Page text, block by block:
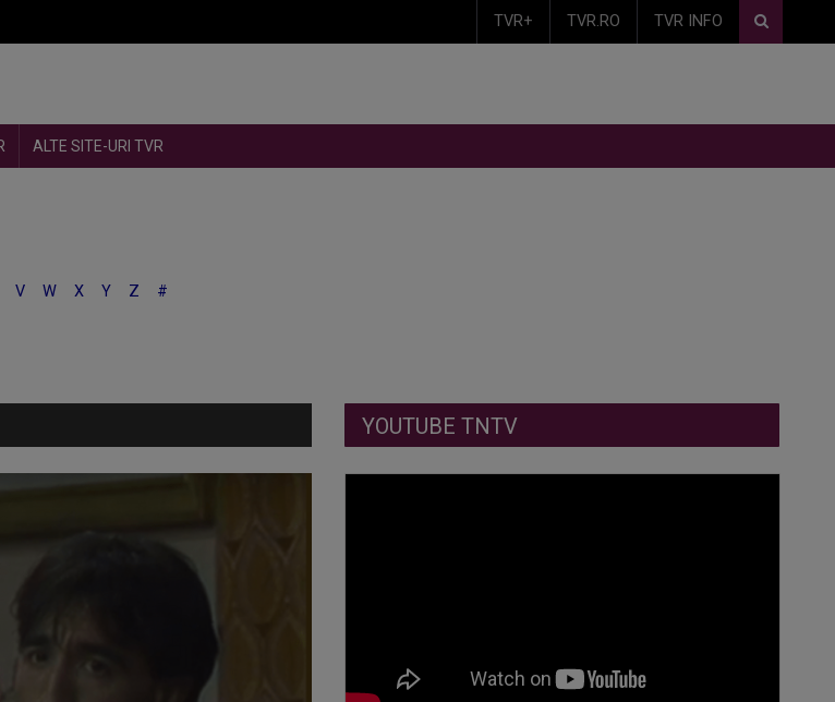
TVR+ TVR.RO TVR INFO
ALTE SITE-URI TVR
V W X Y Z #
YOUTUBE TNTV